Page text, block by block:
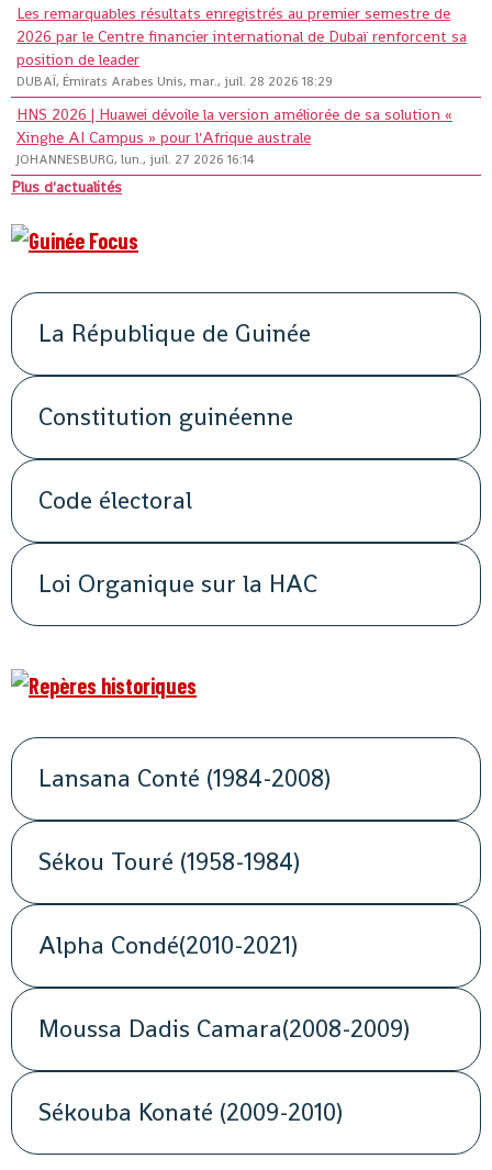
Les remarquables résultats enregistrés au premier semestre de
2026 par le Centre financier international de Dubaï renforcent sa
position de leader
DUBAÏ, Émirats Arabes Unis, mar., juil. 28 2026 18:29
HNS 2026 | Huawei dévoile la version améliorée de sa solution «
Xinghe AI Campus » pour l'Afrique australe
JOHANNESBURG, lun., juil. 27 2026 16:14
Plus d'actualités
La République de Guinée
Constitution guinéenne
Code électoral
Loi Organique sur la HAC
Lansana Conté (1984-2008)
Sékou Touré (1958-1984)
Alpha Condé(2010-2021)
Moussa Dadis Camara(2008-2009)
Sékouba Konaté (2009-2010)